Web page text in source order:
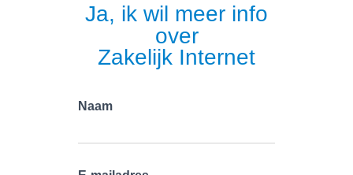
Ja, ik wil meer info
over
Zakelijk Internet
Naam